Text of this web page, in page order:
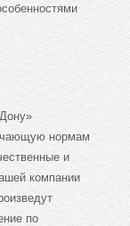
нормам
и
компании
по